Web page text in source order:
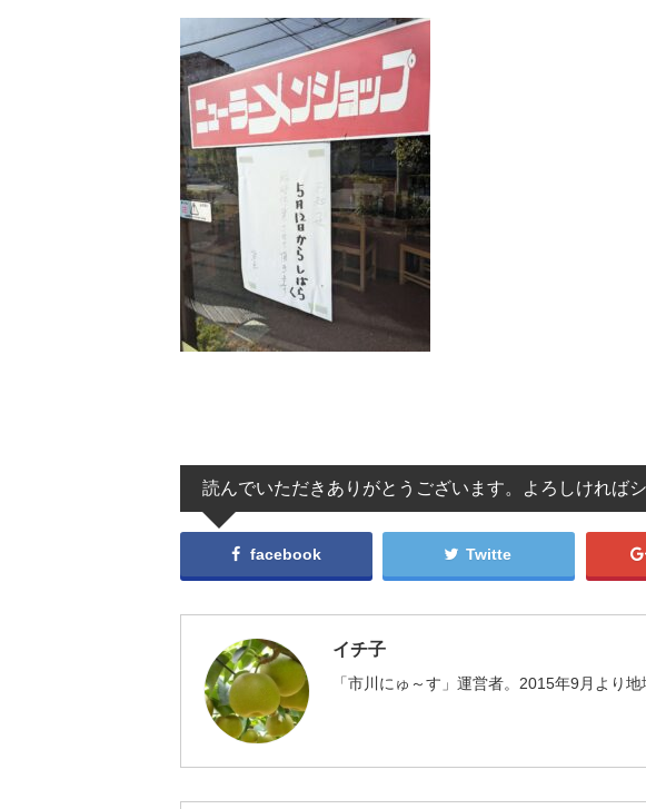
読んでいただきありがとうございます。よろしければ
facebook Twitte
イチ子
「市川にゅ～す」運営者。2015年9月より